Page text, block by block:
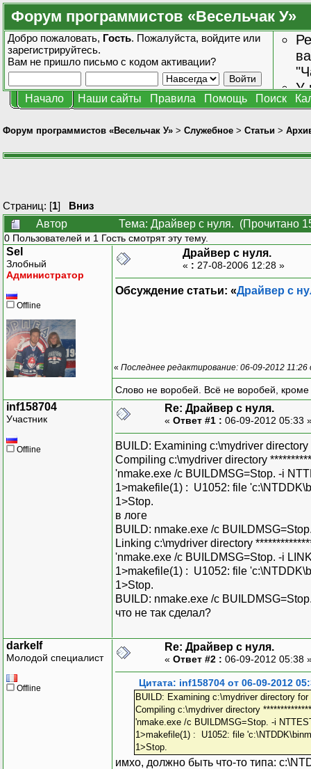
Форум программистов «Весельчак У»
Добро пожаловать, Гость. Пожалуйста, войдите или
зарегистрируйтесь.
Вам не пришло письмо с кодом активации?
У
Начало Наши сайты Правила Помощь Поиск
Форум программистов «Весельчак У» > Служебное > Статьи >
Страниц: [1] Вниз
Автор
Тема: Драйвер с нуля. (Прочитано
0 Пользователей и 1 Гость смотрят эту тему.
Sel
Злобный
Администратор
Offline
Драйвер с нуля.
« : 27-08-2006 12:28 »
Обсуждение статьи: «Драйвер с
« Последнее редактирование: 06-09-2012 11:26
Слово не воробей. Всё не воробей, кроме
inf158704
Участник
Offline
Re: Драйвер с нуля.
« Ответ #1 : 06-09-2012 05:33
BUILD: Examining c:\mydriver
Compiling c:\mydriver directory
'nmake.exe /c BUILDMSG=Stop. -i
1>makefile(1) : U1052: file
1>Stop.
в логе
BUILD: nmake.exe /c
Linking c:\mydriver directory
'nmake.exe /c BUILDMSG=Stop. -i
1>makefile(1) : U1052: file
1>Stop.
BUILD: nmake.exe /c
что не так сделал?
darkelf
Молодой специалист
Offline
Re: Драйвер с нуля.
« Ответ #2 : 06-09-2012 05:38
Цитата: inf158704 от 06-09-2012
BUILD: Examining c:\mydriver directory
Compiling c:\mydriver directory
'nmake.exe /c BUILDMSG=Stop. -i
1>makefile(1) : U1052: file
1>Stop.
имхо, должно быть что-то типа: